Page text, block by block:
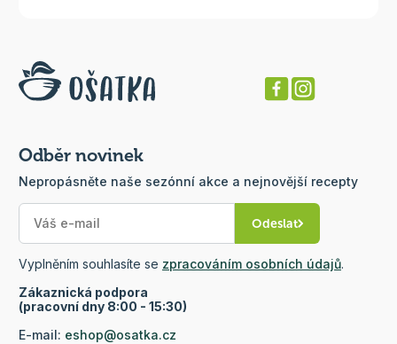
Odběr novinek
Nepropásněte naše sezónní akce a nejnovější recepty
Odeslat
Vyplněním souhlasíte se zpracováním osobních údajů.
Zákaznická podpora
(pracovní dny 8:00 - 15:30)
E-mail: eshop@osatka.cz